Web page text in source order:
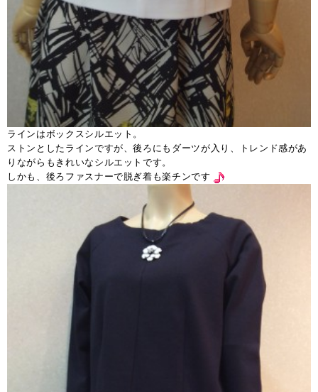
ラインはボックスシルエット。
ストンとしたラインですが、後ろにもダーツが入り、トレンド感があ
りながらもきれいなシルエットです。
しかも、後ろファスナーで脱ぎ着も楽チンです